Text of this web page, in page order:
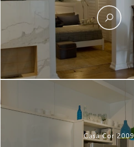
Casa Cor 2009